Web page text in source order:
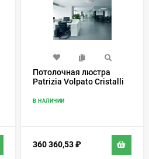
Потолочная люстра
Patrizia Volpato Cristalli
В НАЛИЧИИ
360 360,53₽